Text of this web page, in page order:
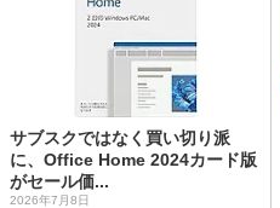
サブスクではなく買い切り派
に、Office Home 2024カード版
がセール価...
2026年7月8日